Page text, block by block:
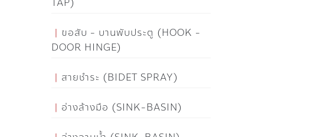
ขอสับ - บานพับประตู (HOOK -
DOOR HINGE)
สายชำระ (BIDET SPRAY)
อ่างล้างมือ (SINK-BASIN)